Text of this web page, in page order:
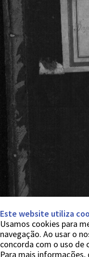
Este website utiliza
Usamos cookies para
navegação. Ao usar o
concorda com o uso de
Para mais informações,